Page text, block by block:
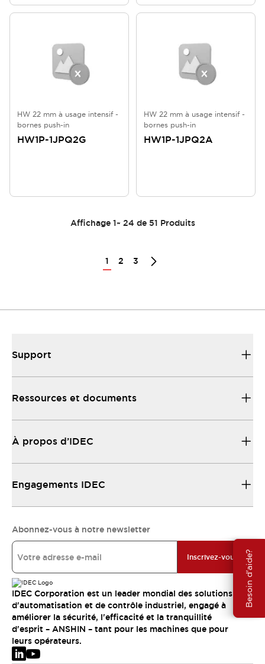
Besoin d'aide?
HW 22 mm à usage intensif -
bornes push-in
HW1P-1JPQ2G
HW 22 mm à usage intensif -
bornes push-in
HW1P-1JPQ2A
Affichage 1~ 24 de 51 Produits
1 2 3
Support
Ressources et documents
À propos d’IDEC
Engagements IDEC
Abonnez-vous à notre newsletter
Inscrivez-vous
IDEC Corporation est un leader mondial des solutions
d'automatisation et de contrôle industriel, engagé à
améliorer la sécurité, l'efficacité et la tranquillité
d'esprit – ANSHIN – tant pour les machines que pour
leurs opérateurs.